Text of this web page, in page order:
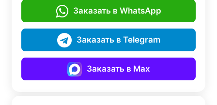
Заказать в WhatsApp
Заказать в Telegram
Заказать в Max